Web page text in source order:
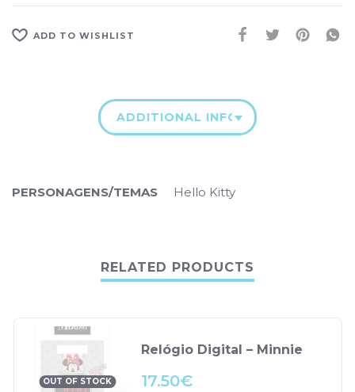
ADD TO WISHLIST
ADDITIONAL INFORMATION
PERSONAGENS/TEMAS Hello Kitty
RELATED PRODUCTS
OUT OF STOCK
Relógio Digital – Minnie
17.50€